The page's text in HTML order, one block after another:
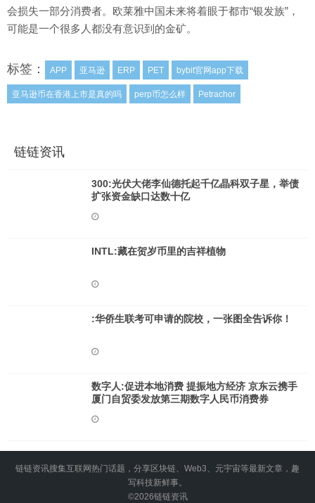
会损失一部分消费者。欧莱雅中国未来将着眼于都市“银发族”，
可能是一个很多人都没有意识到的金矿。
标签： APP 亚马逊 ERP PET bybit官网app下载
亚马逊币在香港上市是真的吗 perp币怎么样 Petrachor
链链资讯
300:光伏大佬李仙德托起千亿晶科双子星，举债
扩张资金缺口达数十亿
INTL:藏在贺岁币里的吉祥植物
:华侨生联考可申请的院校，一张图全告诉你！
数字人:促进本地消费 提振地方经济 京东云携手
厦门自贸委发放第三期数字人民币消费券
链链资讯搜集互联网热门话题，分享区块链、Web3、元宇宙等最新文章，趣
写科技新鲜事。
©2026链链资讯